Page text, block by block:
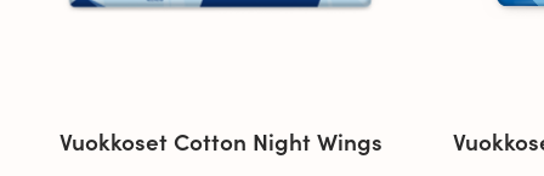
Vuokkoset Cotton Night Wings